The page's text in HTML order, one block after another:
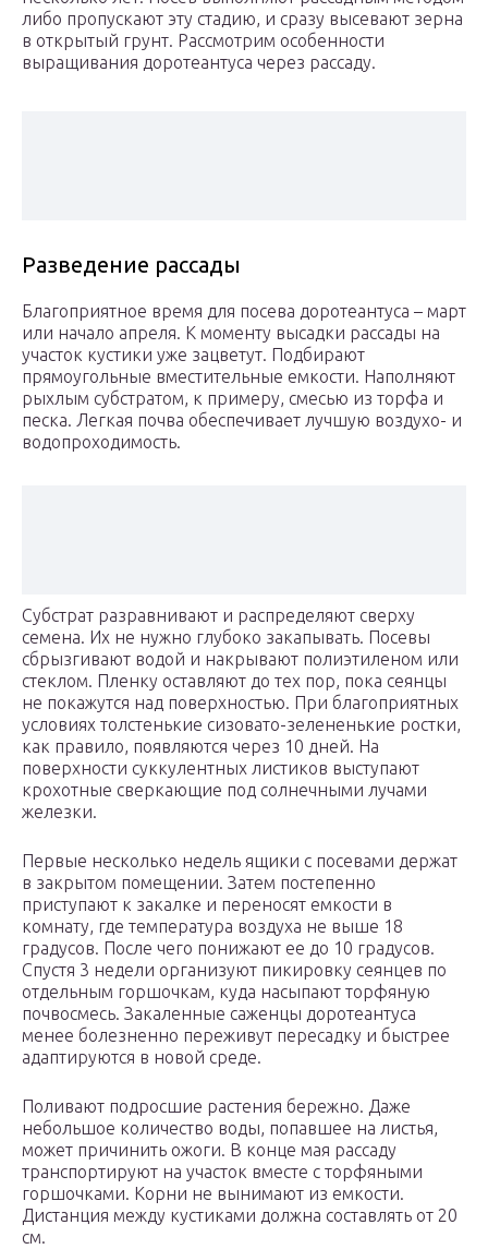
либо пропускают эту стадию, и сразу высевают зерна
в открытый грунт. Рассмотрим особенности
выращивания доротеантуса через рассаду.
Разведение рассады
Благоприятное время для посева доротеантуса – март
или начало апреля. К моменту высадки рассады на
участок кустики уже зацветут. Подбирают
прямоугольные вместительные емкости. Наполняют
рыхлым субстратом, к примеру, смесью из торфа и
песка. Легкая почва обеспечивает лучшую воздухо- и
водопроходимость.
Субстрат разравнивают и распределяют сверху
семена. Их не нужно глубоко закапывать. Посевы
сбрызгивают водой и накрывают полиэтиленом или
стеклом. Пленку оставляют до тех пор, пока сеянцы
не покажутся над поверхностью. При благоприятных
условиях толстенькие сизовато-зелененькие ростки,
как правило, появляются через 10 дней. На
поверхности суккулентных листиков выступают
крохотные сверкающие под солнечными лучами
железки.
Первые несколько недель ящики с посевами держат
в закрытом помещении. Затем постепенно
приступают к закалке и переносят емкости в
комнату, где температура воздуха не выше 18
градусов. После чего понижают ее до 10 градусов.
Спустя 3 недели организуют пикировку сеянцев по
отдельным горшочкам, куда насыпают торфяную
почвосмесь. Закаленные саженцы доротеантуса
менее болезненно переживут пересадку и быстрее
адаптируются в новой среде.
Поливают подросшие растения бережно. Даже
небольшое количество воды, попавшее на листья,
может причинить ожоги. В конце мая рассаду
транспортируют на участок вместе с торфяными
горшочками. Корни не вынимают из емкости.
Дистанция между кустиками должна составлять от 20
см.